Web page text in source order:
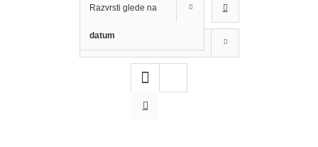
Razvrsti glede na
datum